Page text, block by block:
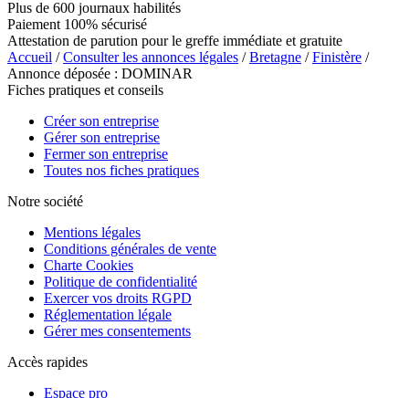
Plus de 600 journaux habilités
Paiement 100% sécurisé
Attestation de parution pour le greffe immédiate et gratuite
Accueil /Consulter les annonces légales /Bretagne /Finistère /
Annonce déposée : DOMINAR
Fiches pratiques et conseils
Créer son entreprise
Gérer son entreprise
Fermer son entreprise
Toutes nos fiches pratiques
Notre société
Mentions légales
Conditions générales de vente
Charte Cookies
Politique de confidentialité
Exercer vos droits RGPD
Réglementation légale
Gérer mes consentements
Accès rapides
Espace pro